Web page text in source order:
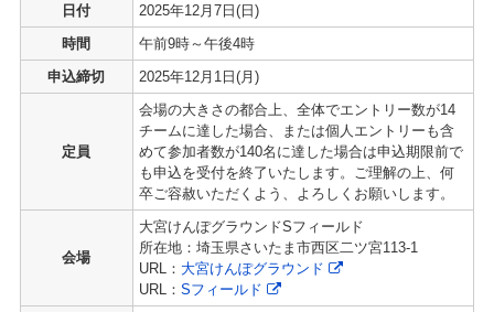
日付
2025年12月7日(日)
時間
午前9時～午後4時
申込締切
2025年12月1日(月)
定員
会場の大きさの都合上、全体でエントリー数が14
チームに達した場合、または個人エントリーも含
めて参加者数が140名に達した場合は申込期限前で
も申込を受付を終了いたします。ご理解の上、何
卒ご容赦いただくよう、よろしくお願いします。
会場
大宮けんぽグラウンドSフィールド
所在地：埼玉県さいたま市西区二ツ宮113-1
URL： 大宮けんぽグラウンド
URL： Sフィールド